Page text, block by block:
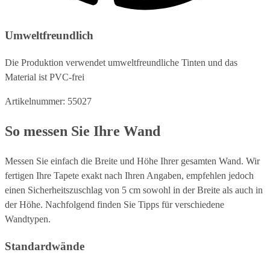
Umweltfreundlich
Die Produktion verwendet umweltfreundliche Tinten und das
Material ist PVC-frei
Artikelnummer: 55027
So messen Sie Ihre Wand
Messen Sie einfach die Breite und Höhe Ihrer gesamten Wand. Wir
fertigen Ihre Tapete exakt nach Ihren Angaben, empfehlen jedoch
einen Sicherheitszuschlag von 5 cm sowohl in der Breite als auch in
der Höhe. Nachfolgend finden Sie Tipps für verschiedene
Wandtypen.
Standardwände